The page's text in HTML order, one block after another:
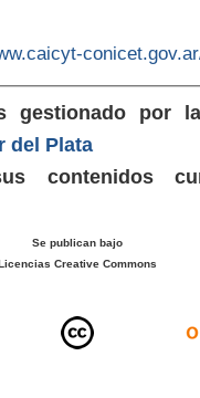
gestionado por
del Plata
contenidos
Se publican bajo
Creative Commons